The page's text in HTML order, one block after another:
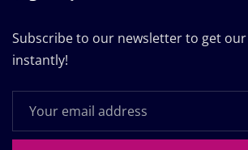
Subscribe to our newsletter to get
instantly!